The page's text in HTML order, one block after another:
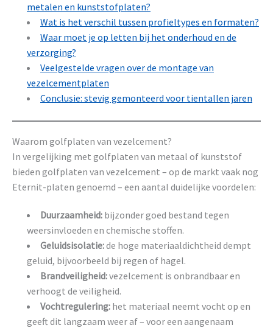
metalen en kunststofplaten?
Wat is het verschil tussen profieltypes en formaten?
Waar moet je op letten bij het onderhoud en de
verzorging?
Veelgestelde vragen over de montage van
vezelcementplaten
Conclusie: stevig gemonteerd voor tientallen jaren
Waarom golfplaten van vezelcement?
In vergelijking met golfplaten van metaal of kunststof
bieden golfplaten van vezelcement – op de markt vaak nog
Eternit-platen genoemd – een aantal duidelijke voordelen:
Duurzaamheid: bijzonder goed bestand tegen
weersinvloeden en chemische stoffen.
Geluidsisolatie:de hoge materiaaldichtheid dempt
geluid, bijvoorbeeld bij regen of hagel.
Brandveiligheid:vezelcement is onbrandbaar en
verhoogt de veiligheid.
Vochtregulering: het materiaal neemt vocht op en
geeft dit langzaam weer af – voor een aangenaam